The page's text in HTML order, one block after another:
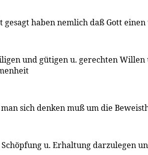
gesagt haben nemlich daß Gott
und gütigen u. gerechten Willen
sich denken muß um die
u. Erhaltung darzulegen